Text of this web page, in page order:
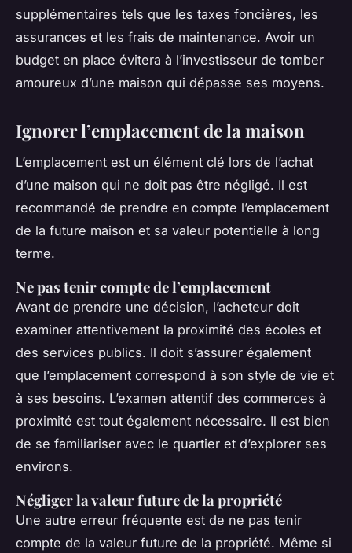
supplémentaires tels que les taxes foncières, les
assurances et les frais de maintenance. Avoir un
budget en place évitera à l’investisseur de tomber
amoureux d’une maison qui dépasse ses moyens.
Ignorer l’emplacement de la maison
L’emplacement est un élément clé lors de l’achat
d’une maison qui ne doit pas être négligé. Il est
recommandé de prendre en compte l’emplacement
de la future maison et sa valeur potentielle à long
terme.
Ne pas tenir compte de l’emplacement
Avant de prendre une décision, l’acheteur doit
examiner attentivement la proximité des écoles et
des services publics. Il doit s’assurer également
que l’emplacement correspond à son style de vie et
à ses besoins. L’examen attentif des commerces à
proximité est tout également nécessaire. Il est bien
de se familiariser avec le quartier et d’explorer ses
environs.
Négliger la valeur future de la propriété
Une autre erreur fréquente est de ne pas tenir
compte de la valeur future de la propriété. Même si